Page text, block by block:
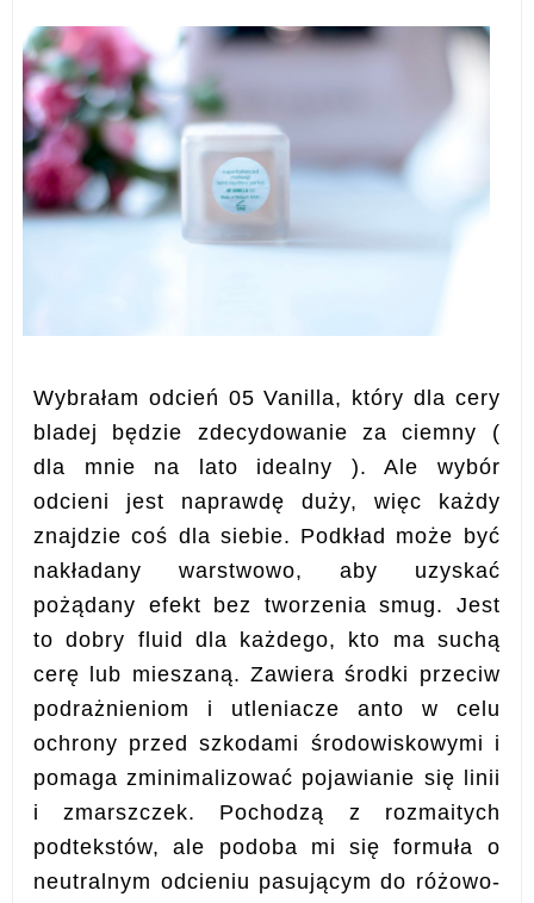
Wybrałam odcień 05 Vanilla, który dla cery
bladej będzie zdecydowanie za ciemny (
dla mnie na lato idealny ). Ale wybór
odcieni jest naprawdę duży, więc każdy
znajdzie coś dla siebie. Podkład może być
nakładany warstwowo, aby uzyskać
pożądany efekt bez tworzenia smug. Jest
to dobry fluid dla każdego, kto ma suchą
cerę lub mieszaną.Zawiera środki przeciw
podrażnieniom i utleniacze anto w celu
ochrony przed szkodami środowiskowymi i
pomaga zminimalizować pojawianie się linii
i zmarszczek.
Pochodzą z rozmaitych
podtekstów, ale podoba mi się formuła o
neutralnym odcieniu pasującym do różowo-